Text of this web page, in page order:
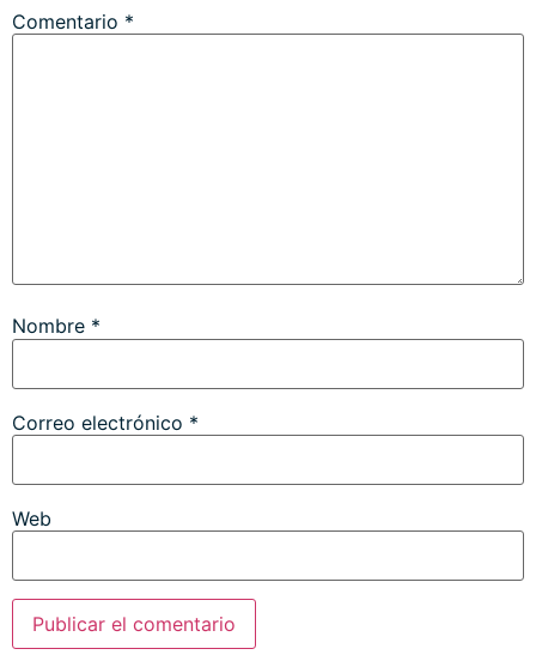
Comentario *
Nombre *
Correo electrónico *
Web